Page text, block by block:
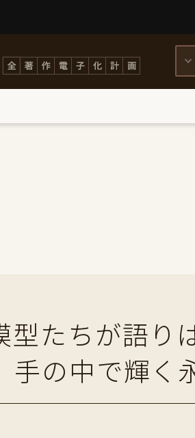
型たちが語
の中で輝く